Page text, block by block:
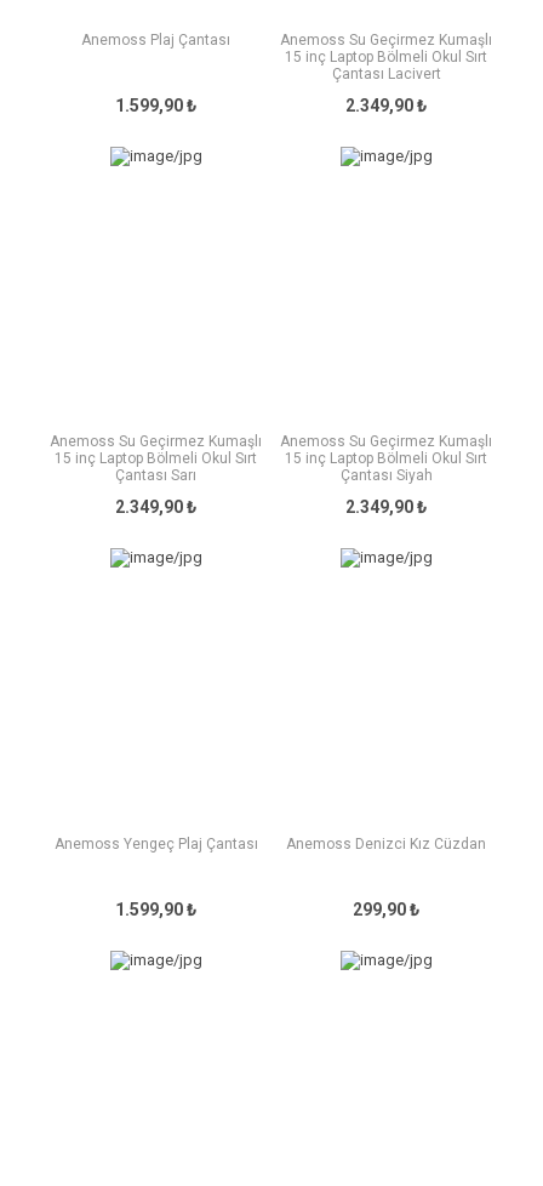
Anemoss Plaj Çantası
1.599,90 ₺
Anemoss Su Geçirmez Kumaşlı
15 inç Laptop Bölmeli Okul Sırt
Çantası Lacivert
2.349,90 ₺
Anemoss Su Geçirmez Kumaşlı
15 inç Laptop Bölmeli Okul Sırt
Çantası Sarı
2.349,90 ₺
Anemoss Su Geçirmez Kumaşlı
15 inç Laptop Bölmeli Okul Sırt
Çantası Siyah
2.349,90 ₺
Anemoss Yengeç Plaj Çantası
1.599,90 ₺
Anemoss Denizci Kız Cüzdan
299,90 ₺